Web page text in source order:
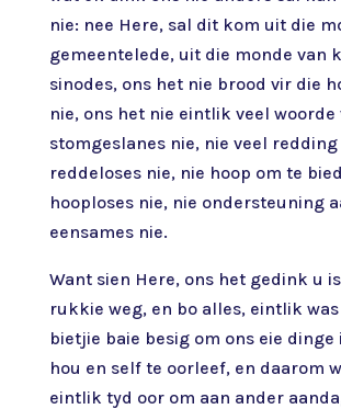
nie: nee Here, sal dit kom uit die
gemeentelede, uit die monde van
sinodes, ons het nie brood vir die
nie, ons het nie eintlik veel woorde
stomgeslanes nie, nie veel
reddeloses nie, nie hoop om te
hooploses nie, nie ondersteuning
eensames nie.
Want sien Here, ons het gedink u is
rukkie weg, en bo alles, eintlik was
bietjie baie besig om ons eie dinge
hou en self te oorleef, en daarom
eintlik tyd oor om aan ander